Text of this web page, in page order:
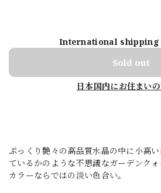
International
Sold out
日本国内にお住まい
ぷっくり艶々の高品質水晶の中に小高
ているかのような不思議なガーデンク
カラーならではの淡い色合い。